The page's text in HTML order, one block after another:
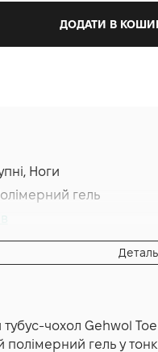
ДОДАТИ В
Ноги
гель
тубус-чохол Gehwol
гель у